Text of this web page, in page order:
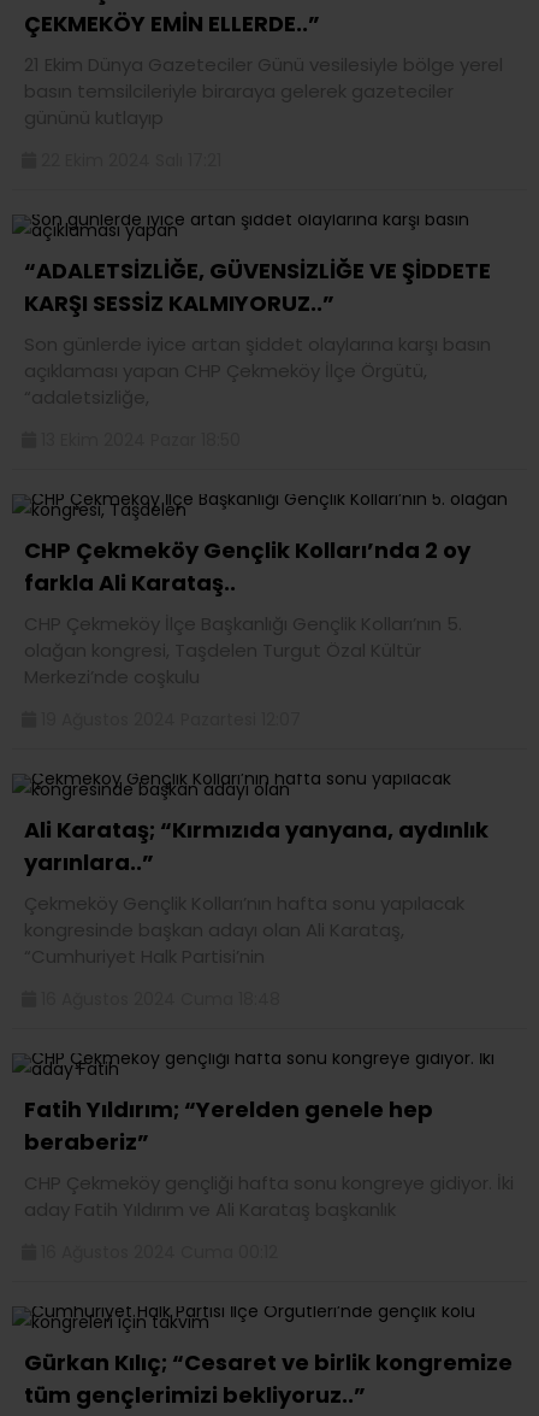
ÇEKMEKÖY EMİN ELLERDE..”
21 Ekim Dünya Gazeteciler Günü vesilesiyle bölge yerel
basın temsilcileriyle biraraya gelerek gazeteciler
gününü kutlayıp
“ADALETSİZLİĞE, GÜVENSİZLİĞE VE ŞİDDETE
KARŞI SESSİZ KALMIYORUZ..”
Son günlerde iyice artan şiddet olaylarına karşı basın
açıklaması yapan CHP Çekmeköy İlçe Örgütü,
“adaletsizliğe,
CHP Çekmeköy Gençlik Kolları’nda 2 oy
farkla Ali Karataş..
CHP Çekmeköy İlçe Başkanlığı Gençlik Kolları’nın 5.
olağan kongresi, Taşdelen Turgut Özal Kültür
Merkezi’nde coşkulu
Ali Karataş; “Kırmızıda yanyana, aydınlık
yarınlara..”
Çekmeköy Gençlik Kolları’nın hafta sonu yapılacak
kongresinde başkan adayı olan Ali Karataş,
“Cumhuriyet Halk Partisi’nin
Fatih Yıldırım; “Yerelden genele hep
beraberiz”
CHP Çekmeköy gençliği hafta sonu kongreye gidiyor. İki
aday Fatih Yıldırım ve Ali Karataş başkanlık
Gürkan Kılıç; “Cesaret ve birlik kongremize
tüm gençlerimizi bekliyoruz..”